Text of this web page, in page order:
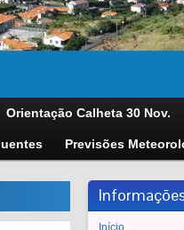
Orientação Calheta 30 Nov.
Previsões
Início